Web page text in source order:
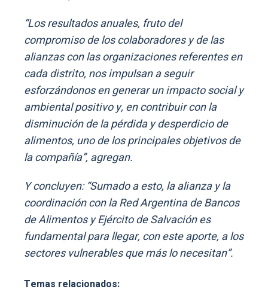
“Los resultados anuales, fruto del
compromiso de los colaboradores y de las
alianzas con las organizaciones referentes en
cada distrito, nos impulsan a seguir
esforzándonos en generar un impacto social y
ambiental positivo y, en contribuir con la
disminución de la pérdida y desperdicio de
alimentos, uno de los principales objetivos de
la compañía”, agregan.
Y concluyen: “Sumado a esto, la alianza y la
coordinación con la Red Argentina de Bancos
de Alimentos y Ejército de Salvación es
fundamental para llegar, con este aporte, a los
sectores vulnerables que más lo necesitan”.
Temas relacionados: